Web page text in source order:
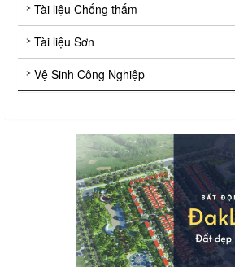
Tài liệu Chống thấm
Tài liệu Sơn
Vệ Sinh Công Nghiệp